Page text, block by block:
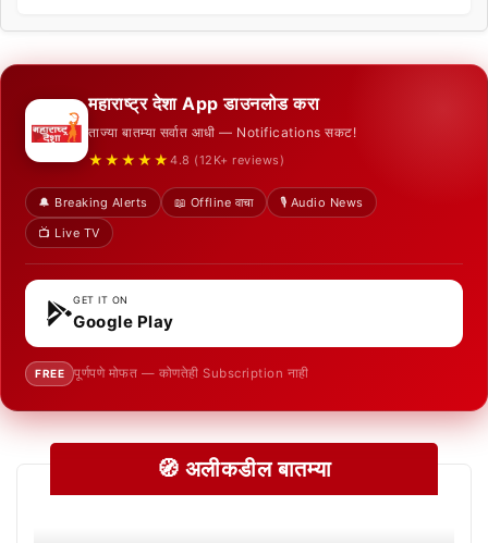
महाराष्ट्र देशा App डाउनलोड करा
ताज्या बातम्या सर्वात आधी — Notifications सकट!
★★★★★ 4.8 (12K+ reviews)
🔔 Breaking Alerts 📖 Offline वाचा
🎙️ Audio News
📺 Live TV
GET IT ON
Google Play
FREE पूर्णपणे मोफत — कोणतेही Subscription नाही
🧭 अलीकडील बातम्या